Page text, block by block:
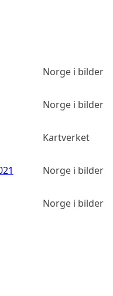
Norge i bilder
Norge i bilder
Kartverket
Norge i bilder
Norge i bilder